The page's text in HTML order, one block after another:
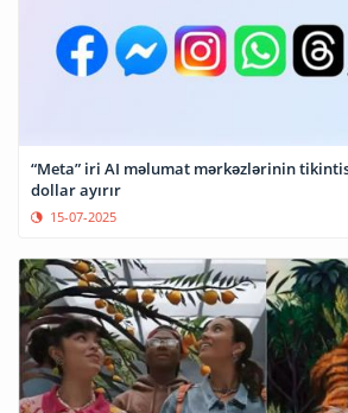
“Meta” iri AI məlumat mərkəzlərinin
dollar ayırır
15-07-2025